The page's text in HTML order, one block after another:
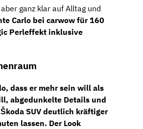
ganz klar auf Alltag und
Carlo bei carwow für 160
Perleffekt inklusive
dass er mehr sein will als
abgedunkelte Details und
SUV deutlich kräftiger
lassen. Der Look